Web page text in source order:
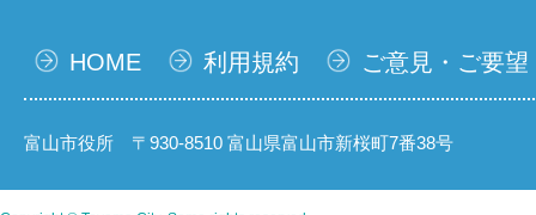
HOME 利用規約 ご意見・ご要望
富山市役所 〒930-8510 富山県富山市新桜町7番38号